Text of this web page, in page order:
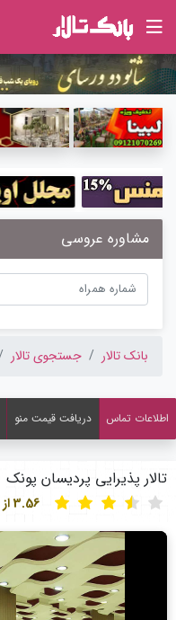
مشاوره عروسی
بانک تالار جستجوی تالار
اطلاعات تماس دریافت قیمت منو
تالار پذیرایی پردیسان پونک